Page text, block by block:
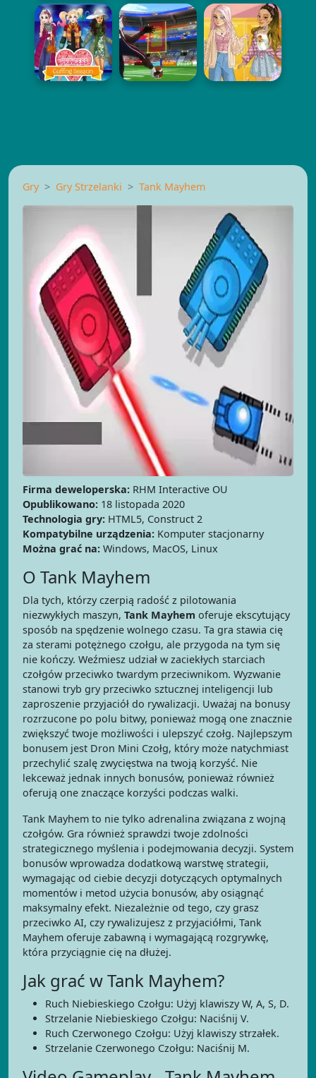
Gry Gry Strzelanki Tank Mayhem
Firma deweloperska: RHM Interactive OU
Opublikowano: 18 listopada 2020
Technologia gry: HTML5, Construct 2
Kompatybilne urządzenia: Komputer stacjonarny
Można grać na: Windows, MacOS, Linux
O Tank Mayhem
Dla tych, którzy czerpią radość z pilotowania
niezwykłych maszyn, Tank Mayhem oferuje ekscytujący
sposób na spędzenie wolnego czasu. Ta gra stawia cię
za sterami potężnego czołgu, ale przygoda na tym się
nie kończy. Weźmiesz udział w zaciekłych starciach
czołgów przeciwko twardym przeciwnikom. Wyzwanie
stanowi tryb gry przeciwko sztucznej inteligencji lub
zaproszenie przyjaciół do rywalizacji. Uważaj na bonusy
rozrzucone po polu bitwy, ponieważ mogą one znacznie
zwiększyć twoje możliwości i ulepszyć czołg. Najlepszym
bonusem jest Dron Mini Czołg, który może natychmiast
przechylić szalę zwycięstwa na twoją korzyść. Nie
lekceważ jednak innych bonusów, ponieważ również
oferują one znaczące korzyści podczas walki.
Tank Mayhem to nie tylko adrenalina związana z wojną
czołgów. Gra również sprawdzi twoje zdolności
strategicznego myślenia i podejmowania decyzji. System
bonusów wprowadza dodatkową warstwę strategii,
wymagając od ciebie decyzji dotyczących optymalnych
momentów i metod użycia bonusów, aby osiągnąć
maksymalny efekt. Niezależnie od tego, czy grasz
przeciwko AI, czy rywalizujesz z przyjaciółmi, Tank
Mayhem oferuje zabawną i wymagającą rozgrywkę,
która przyciągnie cię na dłużej.
Jak grać w Tank Mayhem?
Ruch Niebieskiego Czołgu: Użyj klawiszy W, A, S, D.
Strzelanie Niebieskiego Czołgu: Naciśnij V.
Ruch Czerwonego Czołgu: Użyj klawiszy strzałek.
Strzelanie Czerwonego Czołgu: Naciśnij M.